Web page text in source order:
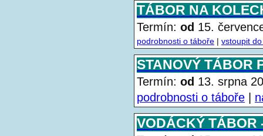
TÁBOR NA
Termín: od 15.
podrobnosti o táboře | vstoupit
STANOVÝ TÁBOR
Termín: od 13. srpna
podrobnosti o táboře
VODÁCKÝ